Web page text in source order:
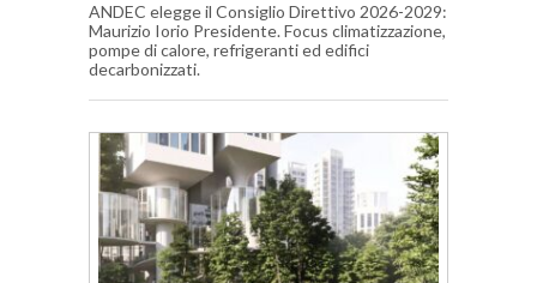
ANDEC elegge il Consiglio Direttivo 2026-2029:
Maurizio Iorio Presidente. Focus climatizzazione,
pompe di calore, refrigeranti ed edifici
decarbonizzati.